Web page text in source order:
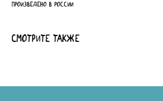
Произведено в России
Смотрите также